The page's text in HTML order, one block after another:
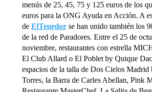
menús de 25, 45, 75 y 125 euros de los
euros para la ONG Ayuda en Acción. A
de ElTenedorse han unido también los
de la red de Paradores. Entre el 25 de
noviembre, restaurantes con estrella
El Club Allard o El Poblet by Quique
espacios de la talla de Dos Cielos Madrid
Torres, la Barra de Carles Abellan, Pink